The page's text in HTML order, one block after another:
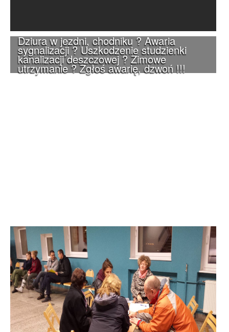
Dziura w jezdni, chodniku ? Awaria
sygnalizacji ? Uszkodzenie studzienki
kanalizacji deszczowej ? Zimowe
utrzymanie ? Zgłoś awarię, dzwoń !!!